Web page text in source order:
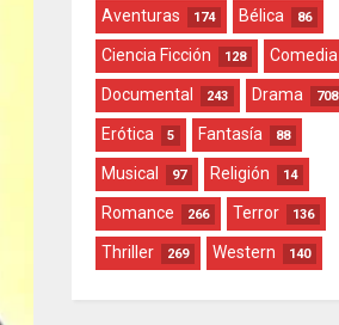
Aventuras 174 Bélica 86
Ciencia Ficción 128 Comedia
Documental 243 Drama 708
Erótica 5 Fantasía 88
Musical 97 Religión 14
Romance 266 Terror 136
Thriller 269 Western 140